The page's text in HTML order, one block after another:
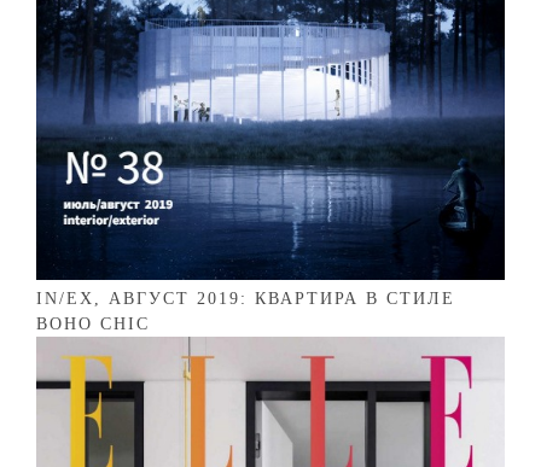
IN/EX, АВГУСТ 2019: КВАРТИРА В СТИЛЕ
BOHO CHIC